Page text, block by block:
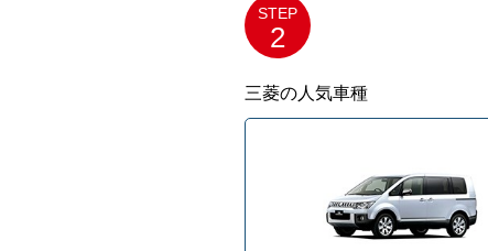
STEP
2
三菱の人気車種